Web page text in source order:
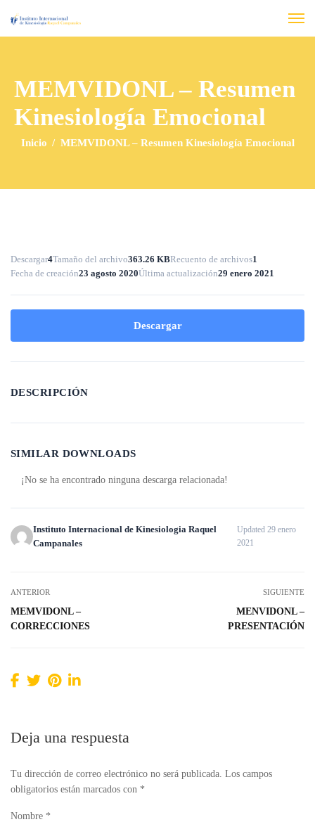
MEMVIDONL – Resumen
Kinesiología Emocional
Inicio MEMVIDONL – Resumen Kinesiología Emocional
Descargar4Tamaño del archivo363.26 KBRecuento de archivos1
Fecha de creación23 agosto 2020Última actualización29 enero 2021
Descargar
DESCRIPCIÓN
SIMILAR DOWNLOADS
¡No se ha encontrado ninguna descarga relacionada!
Instituto Internacional de Kinesiologia Raquel
Campanales
Updated 29 enero
2021
ANTERIOR
MEMVIDONL –
CORRECCIONES
SIGUIENTE
MENVIDONL –
PRESENTACIÓN
Deja una respuesta
Tu dirección de correo electrónico no será publicada. Los campos
obligatorios están marcados con *
Nombre *